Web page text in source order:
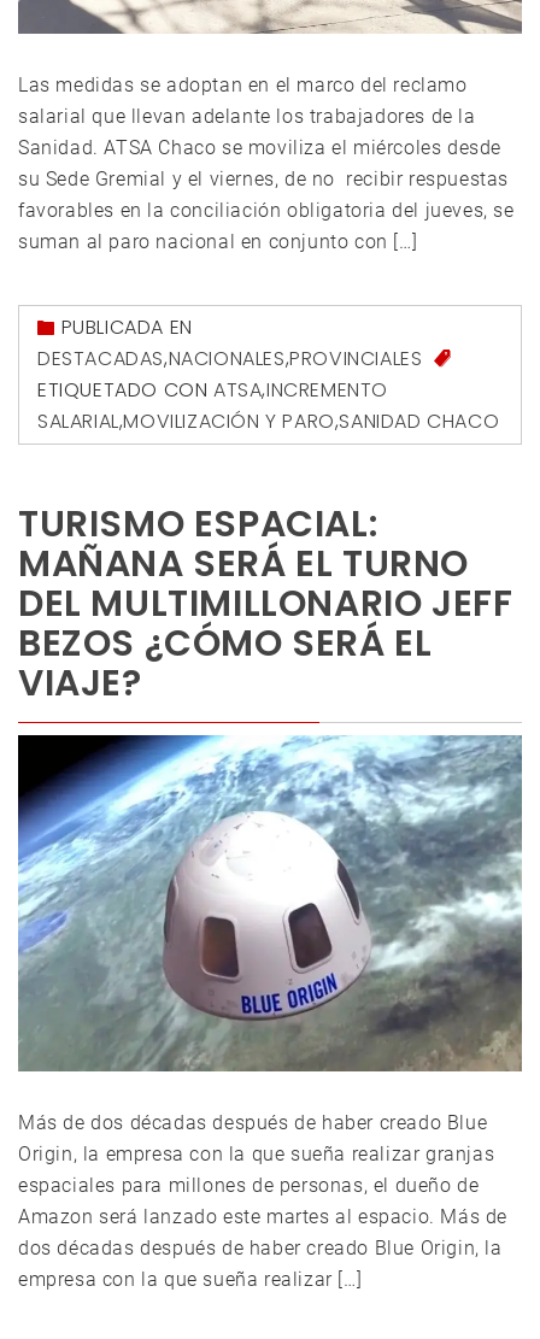
Las medidas se adoptan en el marco del reclamo
salarial que llevan adelante los trabajadores de la
Sanidad. ATSA Chaco se moviliza el miércoles desde
su Sede Gremial y el viernes, de no recibir respuestas
favorables en la conciliación obligatoria del jueves, se
suman al paro nacional en conjunto con […]
PUBLICADA EN
DESTACADAS,NACIONALES,PROVINCIALES
ETIQUETADO CON ATSA,INCREMENTO
SALARIAL,MOVILIZACIÓN Y PARO,SANIDAD CHACO
TURISMO ESPACIAL:
MAÑANA SERÁ EL TURNO
DEL MULTIMILLONARIO JEFF
BEZOS ¿CÓMO SERÁ EL
VIAJE?
Más de dos décadas después de haber creado Blue
Origin, la empresa con la que sueña realizar granjas
espaciales para millones de personas, el dueño de
Amazon será lanzado este martes al espacio. Más de
dos décadas después de haber creado Blue Origin, la
empresa con la que sueña realizar […]